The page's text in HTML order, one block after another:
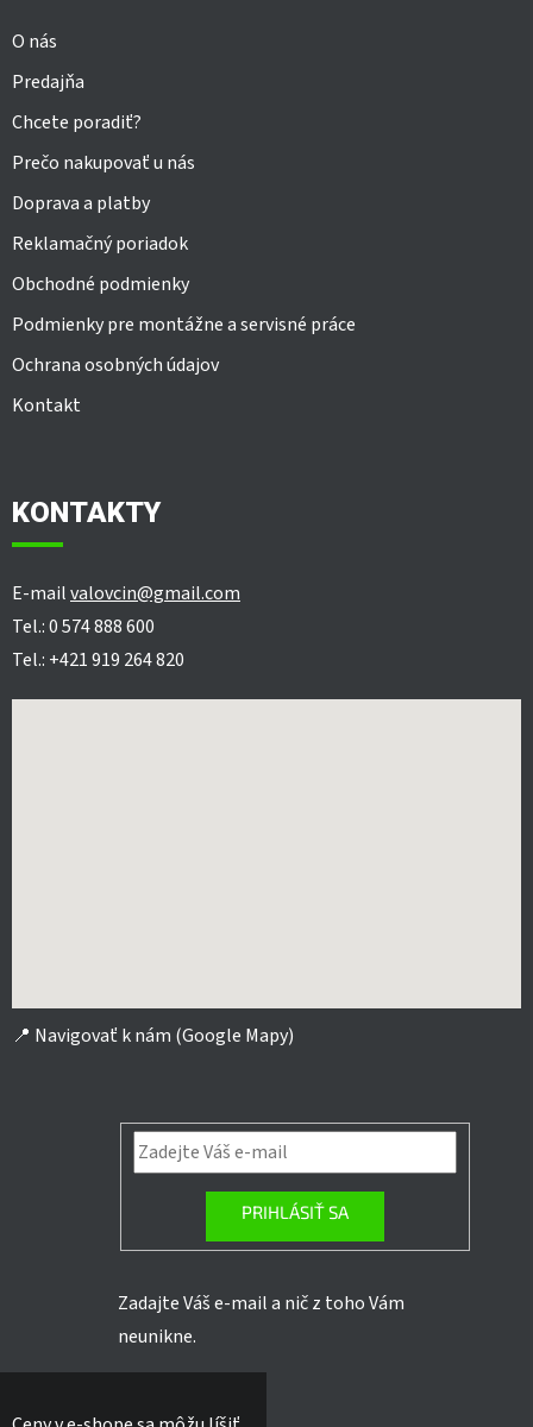
O nás
Predajňa
Chcete poradiť?
Prečo nakupovať u nás
Doprava a platby
Reklamačný poriadok
Obchodné podmienky
Podmienky pre montážne a servisné práce
Ochrana osobných údajov
Kontakt
KONTAKTY
E-mailvalovcin@gmail.com
Tel.: 0 574 888 600
Tel.: +421 919 264 820
📍 Navigovať k nám (Google Mapy)
PRIHLÁSIŤ SA
Zadajte Váš e-mail a nič z toho Vám
neunikne.